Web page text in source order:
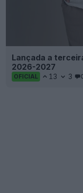
Lançada a
2026-2027
OFICIAL 13 3